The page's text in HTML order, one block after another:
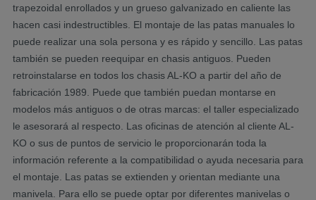
trapezoidal enrollados y un grueso galvanizado en caliente las
hacen casi indestructibles. El montaje de las patas manuales lo
puede realizar una sola persona y es rápido y sencillo. Las patas
también se pueden reequipar en chasis antiguos. Pueden
retroinstalarse en todos los chasis AL-KO a partir del año de
fabricación 1989. Puede que también puedan montarse en
modelos más antiguos o de otras marcas: el taller especializado
le asesorará al respecto. Las oficinas de atención al cliente AL-
KO o sus de puntos de servicio le proporcionarán toda la
información referente a la compatibilidad o ayuda necesaria para
el montaje. Las patas se extienden y orientan mediante una
manivela. Para ello se puede optar por diferentes manivelas o